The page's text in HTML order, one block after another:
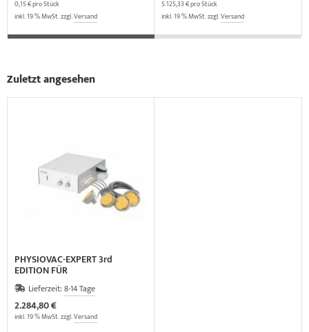
0,15 € pro Stück
inkl. 19 % MwSt. zzgl.Versand
5.125,33 € pro Stück
inkl. 19 % MwSt. zzgl.Versand
Zuletzt angesehen
PHYSIOVAC-EXPERT 3rd
EDITION FÜR
VAKUUMAPPLIKATION
Lieferzeit: 8-14 Tage
2.284,80 €
inkl. 19 % MwSt. zzgl.Versand